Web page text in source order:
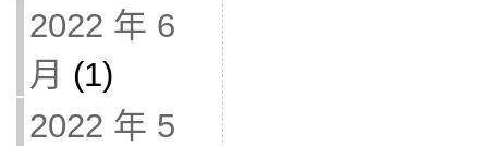
2022 年 6
月 (1)
2022 年 5